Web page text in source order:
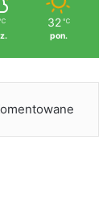
32 ℃
pon.